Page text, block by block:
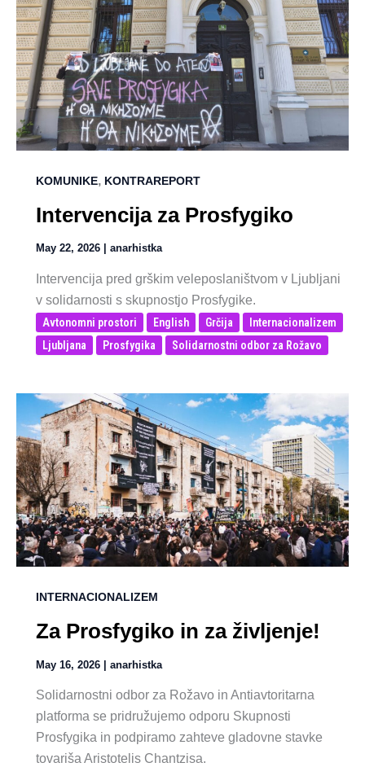
KOMUNIKE, KONTRAREPORT
Intervencija za Prosfygiko
May 22, 2026 anarhistka
Intervencija pred grškim veleposlaništvom v Ljubljani
v solidarnosti s skupnostjo Prosfygike.
Avtonomni prostori English Grčija
Internacionalizem
Ljubljana
Prosfygika Solidarnostni odbor za Rožavo
INTERNACIONALIZEM
Za Prosfygiko in za življenje!
May 16, 2026 | anarhistka
Solidarnostni odbor za Rožavo in Antiavtoritarna
platforma se pridružujemo odporu Skupnosti
Prosfygika in podpiramo zahteve gladovne stavke
tovariša Aristotelis Chantzisa.